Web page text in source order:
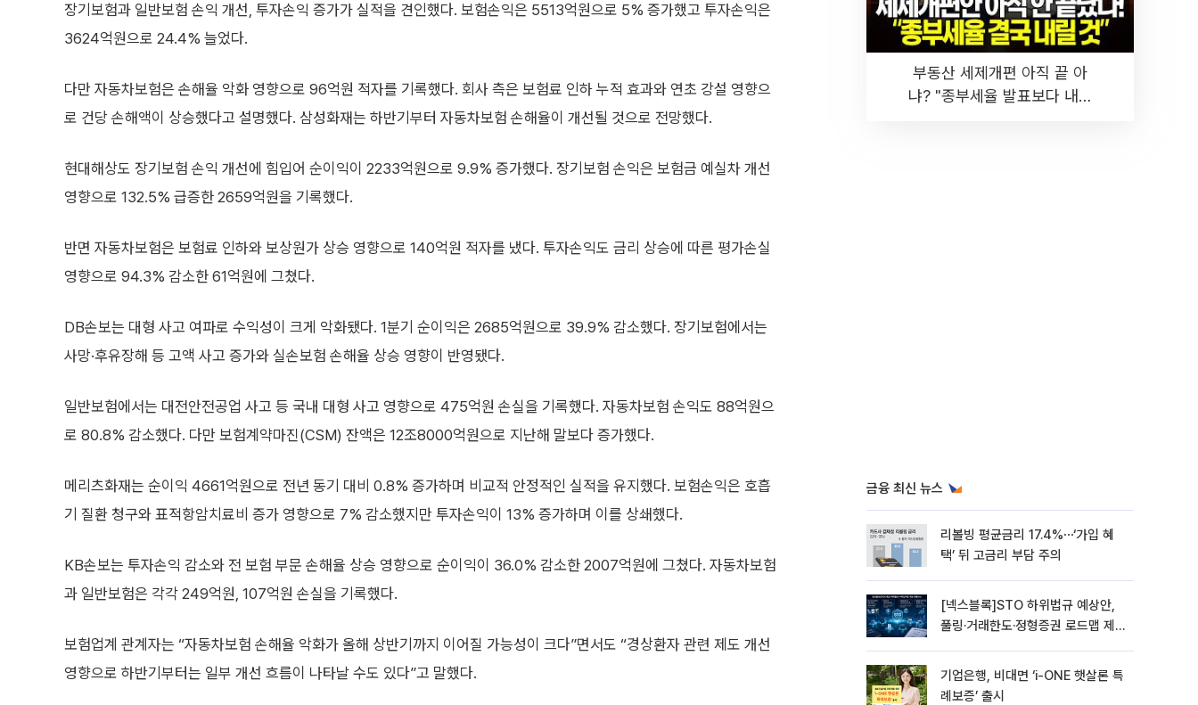
장기보험과 일반보험 손익 개선, 투자손익 증가가 실적을 견인했다. 보험손익은 5513억원으로 5% 증가했고 투자손익은
3624억원으로 24.4% 늘었다.
다만 자동차보험은 손해율 악화 영향으로 96억원 적자를 기록했다. 회사 측은 보험료 인하 누적 효과와 연초 강설 영향으
로 건당 손해액이 상승했다고 설명했다. 삼성화재는 하반기부터 자동차보험 손해율이 개선될 것으로 전망했다.
현대해상도 장기보험 손익 개선에 힘입어 순이익이 2233억원으로 9.9% 증가했다. 장기보험 손익은 보험금 예실차 개선
영향으로 132.5% 급증한 2659억원을 기록했다.
반면 자동차보험은 보험료 인하와 보상원가 상승 영향으로 140억원 적자를 냈다. 투자손익도 금리 상승에 따른 평가손실
영향으로 94.3% 감소한 61억원에 그쳤다.
DB손보는 대형 사고 여파로 수익성이 크게 악화됐다. 1분기 순이익은 2685억원으로 39.9% 감소했다. 장기보험에서는
사망·후유장해 등 고액 사고 증가와 실손보험 손해율 상승 영향이 반영됐다.
일반보험에서는 대전안전공업 사고 등 국내 대형 사고 영향으로 475억원 손실을 기록했다. 자동차보험 손익도 88억원으
로 80.8% 감소했다. 다만 보험계약마진(CSM) 잔액은 12조8000억원으로 지난해 말보다 증가했다.
메리츠화재는 순이익 4661억원으로 전년 동기 대비 0.8% 증가하며 비교적 안정적인 실적을 유지했다. 보험손익은 호흡
기 질환 청구와 표적항암치료비 증가 영향으로 7% 감소했지만 투자손익이 13% 증가하며 이를 상쇄했다.
KB손보는 투자손익 감소와 전 보험 부문 손해율 상승 영향으로 순이익이 36.0% 감소한 2007억원에 그쳤다. 자동차보험
과 일반보험은 각각 249억원, 107억원 손실을 기록했다.
보험업계 관계자는 “자동차보험 손해율 악화가 올해 상반기까지 이어질 가능성이 크다”면서도 “경상환자 관련 제도 개선
영향으로 하반기부터는 일부 개선 흐름이 나타날 수도 있다”고 말했다.
부동산 세제개편 아직 끝 아
냐? "종부세율 발표보다 내릴
금융 최신 뉴스
리볼빙 평균금리 17.4%⋯‘가입 혜
택’ 뒤 고금리 부담 주의
[넥스블록]STO 하위법규 예상안,
풀링·거래한도·정형증권 로드맵 제
기업은행, 비대면 ‘i-ONE 햇살론 특
례보증’ 출시